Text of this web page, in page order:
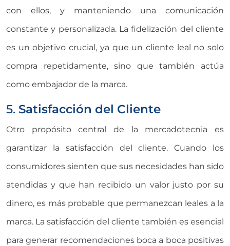
con ellos, y manteniendo una comunicación
constante y personalizada. La fidelización del cliente
es un objetivo crucial, ya que un cliente leal no solo
compra repetidamente, sino que también actúa
como embajador de la marca.
5. Satisfacción del Cliente
Otro propósito central de la mercadotecnia es
garantizar la satisfacción del cliente. Cuando los
consumidores sienten que sus necesidades han sido
atendidas y que han recibido un valor justo por su
dinero, es más probable que permanezcan leales a la
marca. La satisfacción del cliente también es esencial
para generar recomendaciones boca a boca positivas